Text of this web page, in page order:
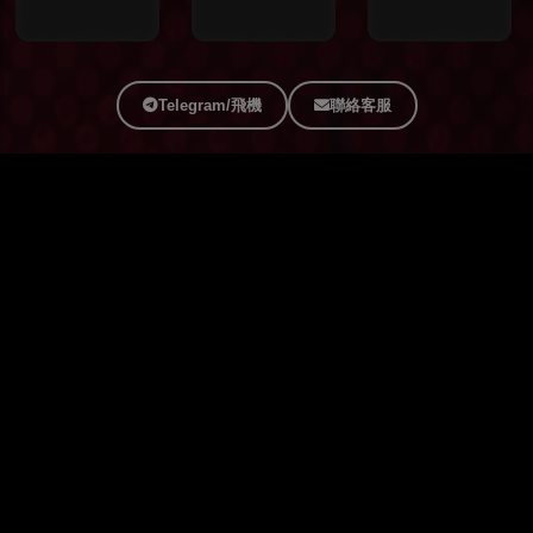
Telegram/飛機 聯絡客服